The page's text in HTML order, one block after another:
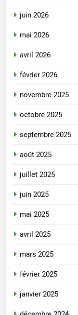
juin 2026
mai 2026
avril 2026
février 2026
novembre 2025
octobre 2025
septembre 2025
août 2025
juillet 2025
juin 2025
mai 2025
avril 2025
mars 2025
février 2025
janvier 2025